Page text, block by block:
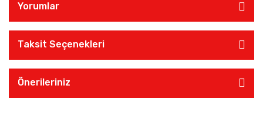
Yorumlar
Taksit Seçenekleri
Önerileriniz